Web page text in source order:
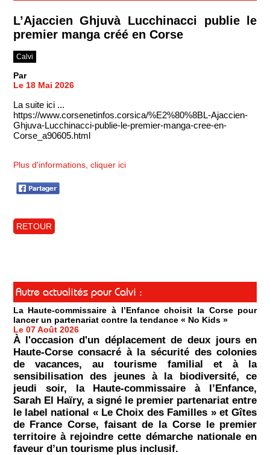
L’Ajaccien Ghjuvà Lucchinacci publie le
premier manga créé en Corse
Calvi
Par
Le 18 Mai 2026
La suite ici ...
https://www.corsenetinfos.corsica/%E2%80%8BL-Ajaccien-
Ghjuva-Lucchinacci-publie-le-premier-manga-cree-en-
Corse_a90605.html
Plus d'informations, cliquer ici
RETOUR
Autre actualités pour Calvi :
La Haute-commissaire à l’Enfance choisit la Corse pour
lancer un partenariat contre la tendance « No Kids »
Le 07 Août 2026
À l'occasion d'un déplacement de deux jours en
Haute-Corse consacré à la sécurité des colonies
de vacances, au tourisme familial et à la
sensibilisation des jeunes à la biodiversité, ce
jeudi soir, la Haute-commissaire à l’Enfance,
Sarah El Haïry, a signé le premier partenariat entre
le label national « Le Choix des Familles » et Gîtes
de France Corse, faisant de la Corse le premier
territoire à rejoindre cette démarche nationale en
faveur d’un tourisme plus inclusif.